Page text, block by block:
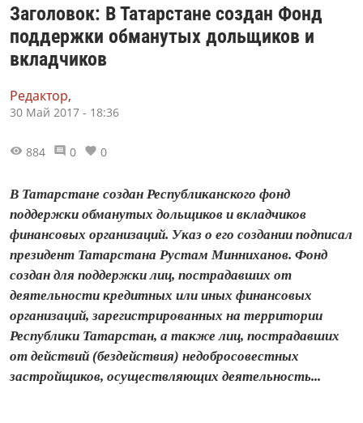
Заголовок: В Татарстане создан Фонд
поддержки обманутых дольщиков и
вкладчиков
Редактор,
30 Май 2017 - 18:36
884 0 0
В Татарстане создан Республиканского фонд
поддержки обманутых дольщиков и вкладчиков
финансовых организаций. Указ о его создании подписал
президент Татарстана Рустам Минниханов. Фонд
создан для поддержки лиц, пострадавших от
деятельности кредитных или иных финансовых
организаций, зарегистрированных на территории
Республики Татарстан, а также лиц, пострадавших
от действий (бездействия) недобросовестных
застройщиков, осуществляющих деятельность...